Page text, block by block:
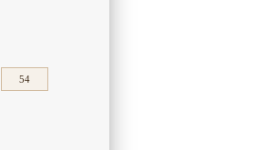
54